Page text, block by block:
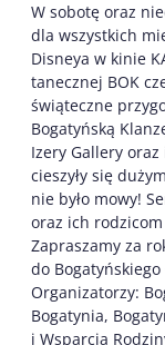
W sobotę oraz
dla wszystkich
Disneya w kinie
tanecznej BOK
świąteczne
Bogatyńską
Izery Gallery
cieszyły się
nie było mowy!
oraz ich
Zapraszamy za
do
Organizatorzy:
Bogatynia,
i Wsparcia